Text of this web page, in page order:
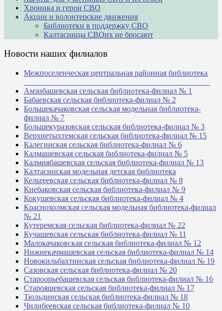
Хроника и герои СВО
Акции и волонтерские движения
Библиотеки в поддержку СВО
Калтасинцы СВОих не бросают
Новости наших филиалов
Межпоселенческая центральная районная библиотека
Амзибашевская сельская библиотека-филиал № 1
Бабаевская сельская библиотека-филиал № 2
Большекачаковская сельская модельная библиотека-
филиал № 7
Большекуразовская сельская библиотека-филиал № 3
Верхнетыхтемская сельская библиотека-филиал № 15
Калегинская сельская библиотека-филиал № 6
Калмашевская сельская библиотека-филиал № 5
Калмиябашевская сельская библиотека-филиал № 13
Калтасинская модельная детская библиотека
Кельтеевская сельская библиотека-филиал № 8
Киебаковская сельская библиотека-филиал № 9
Кокушевская сельская библиотека-филиал № 4
Краснохолмская сельская модельная библиотека-филиал
№ 21
Кутеремская сельская библиотека-филиал № 22
Кучашевская сельская библиотека-филиал № 11
Малокачаковская сельская библиотека-филиал № 12
Нижнекачмашевская сельская библиотека-филиал № 14
Новокильбахтинская сельская библиотека-филиал № 19
Сазовская сельская библиотека-филиал № 20
Староорьебашевская сельская библиотека-филиал № 16
Старояшевская сельская библиотека-филиал № 17
Тюльдинская сельская библиотека-филиал № 18
Чилибеевская сельская библиотека-филиал № 10